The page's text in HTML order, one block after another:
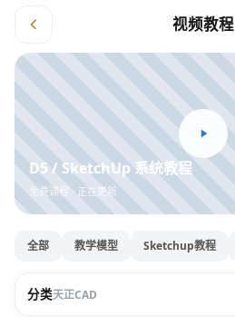
视频教程
D5 / SketchUp 系统教程
免费课程 · 正在更新
全部 教学模型 Sketchup教程
分类天正CAD